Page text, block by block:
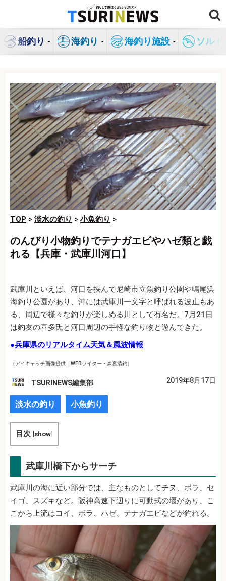
ン
船釣り 海釣り 海釣り施設 ソル
TOP > 淡水の釣り > 小魚釣り >
のんびり小物釣りでテナガエビやハゼ類と戯
れる【兵庫・武庫川河口】
武庫川といえば、河口を挟んで尼崎市立魚釣り公園や鳴尾浜
海釣り公園があり、沖には武庫川一文字と呼ばれる波止もあ
る、周辺で様々な釣りが楽しめる川として有名だ。7月21日
は釣友の喜多氏と河口周辺の手軽な釣り物と遊んできた。
●兵庫県のリアルタイム天気＆風波情報
（アイキャッチ画像提供：WEBライター・森宮清釣）
TSURINEWS編集部 2019年8月17日
淡水の釣り 小魚釣り
目次 [show]
武庫川橋下からサーチ
武庫川の海に近い部分では、主なものとしてチヌ、ボラ、セ
イゴ、スズキなど。阪神高速下辺りに可動式の堰があり、こ
こから上流はコイ、ボラ、ハゼ、テナガエビなどが釣れる。